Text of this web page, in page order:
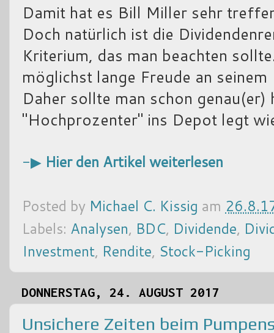
Damit hat es Bill Miller sehr
Doch natürlich ist die
Kriterium, das man beachten
möglichst lange Freude an
Daher sollte man schon genau(er)
"Hochprozenter" ins Depot legt
-▶ Hier den Artikel weiterlesen
Posted by Michael C. Kissig am
Labels: Analysen, BDC, Dividende,
Investment, Rendite, Stock-Picking
DONNERSTAG, 24. AUGUST 2017
Unsichere Zeiten beim